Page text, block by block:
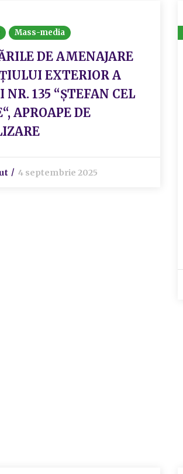
Mass-media
DE AMENAJARE
EXTERIOR A
NR. 135 “ȘTEFAN CEL
APROAPE DE
4 septembrie 2025